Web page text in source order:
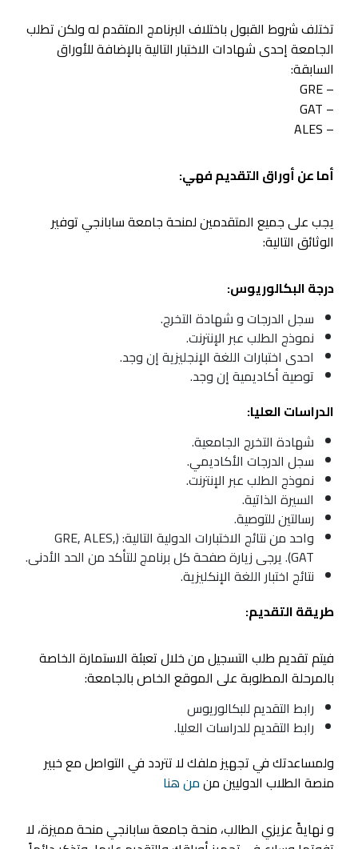
تختلف شروط القبول باختلاف البرنامج المتقدم له ولكن تطلب
الجامعة إحدى شهادات الاختبار التالية بالإضافة للأوراق
السابقة:
– GRE
– GAT
– ALES
أما عن أوراق التقديم فهي:
يجب على جميع المتقدمين لمنحة جامعة سابانجي توفير
الوثائق التالية:
درجة البكالوريوس:
سجل الدرجات و شهادة التخرج.
نموذج الطلب عبر الإنترنت.
احدى اختبارات اللغة الإنجليزية إن وجد.
توصية أكاديمية إن وجد.
الدراسات العليا:
شهادة التخرج الجامعية.
سجل الدرجات الأكاديمي.
نموذج الطلب عبر الإنترنت.
السيرة الذاتية.
رسالتين للتوصية.
واحد من نتائج الاختبارات الدولية التالية: (GRE, ALES,
GAT). يرجى زيارة صفحة كل برنامج للتأكد من الحد الأدنى.
نتائج اختبار اللغة الإنكليزية.
طريقة التقديم:
فيتم تقديم طلب التسجيل من خلال تعبئة الاستمارة الخاصة
بالمرحلة المطلوبة على الموقع الخاص بالجامعة:
رابط التقديم للبكالوريوس
رابط التقديم للدراسات العليا.
ولمساعدتك في تجهيز ملفك لا تتردد في التواصل مع خبير
منصة الطلاب الدوليين منمن هنا
و نهايةً عزيزي الطالب، منحة جامعة سابانجي منحة مميزة، لا